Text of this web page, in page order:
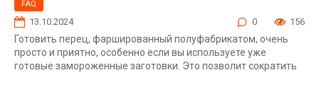
FAQ
13.10.2024 0 156
Готовить перец, фаршированный полуфабрикатом, очень
просто и приятно, особенно если вы используете уже
готовые замороженные заготовки. Это позволит сократить